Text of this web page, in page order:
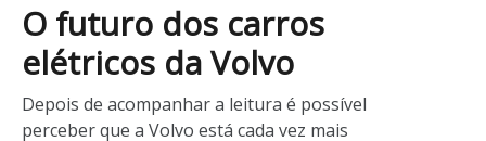
O futuro dos carros
elétricos da Volvo
Depois de acompanhar a leitura é possível
perceber que a Volvo está cada vez mais